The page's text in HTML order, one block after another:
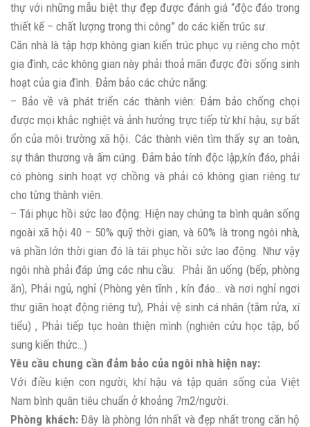
thự với những mẫu biệt thự đẹp được đánh giá “độc đáo trong
thiết kế – chất lượng trong thi công” do các kiến trúc sư.
Căn nhà là tập hợp không gian kiến trúc phục vụ riêng cho một
gia đình, các không gian này phải thoả mãn được đời sống sinh
hoạt của gia đình. Đảm bảo các chức năng:
– Bảo về và phát triển các thành viên: Đảm bảo chống chọi
được mọi khắc nghiệt và ảnh hưởng trực tiếp từ khí hậu, sự bất
ổn của môi trường xã hội. Các thành viên tìm thấy sự an toàn,
sự thân thương và ấm cúng. Đảm bảo tính độc lập,kín đáo, phải
có phòng sinh hoạt vợ chồng và phải có không gian riêng tư
cho từng thành viên.
– Tái phục hồi sức lao động: Hiện nay chúng ta bình quân sống
ngoài xã hội 40 – 50% quỹ thời gian, và 60% là trong ngôi nhà,
và phần lớn thời gian đó là tái phục hồi sức lao động. Như vậy
ngôi nhà phải đáp ứng các nhu cầu: Phải ăn uống (bếp, phòng
ăn), Phải ngủ, nghỉ (Phòng yên tĩnh , kín đáo… và nơi nghỉ ngơi
thư giãn hoạt động riêng tư), Phải vệ sinh cá nhân (tắm rửa, xí
tiểu) , Phải tiếp tục hoàn thiện mình (nghiên cứu học tập, bổ
sung kiến thức…)
Yêu cầu chung cần đảm bảo của ngôi nhà hiện nay:
Với điều kiện con người, khí hậu và tập quán sống của Việt
Nam bình quân tiêu chuẩn ở khoảng 7m2/người.
Phòng khách:Đây là phòng lớn nhất và đẹp nhất trong căn hộ